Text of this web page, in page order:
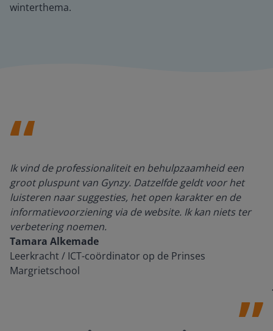
winterthema.
Ik vind de professionaliteit en behulpzaamheid een
groot pluspunt van Gynzy. Datzelfde geldt voor het
luisteren naar suggesties, het open karakter en de
informatievoorziening via de website. Ik kan niets ter
verbetering noemen.
Tamara Alkemade
Leerkracht / ICT-coördinator op de Prinses
Margrietschool